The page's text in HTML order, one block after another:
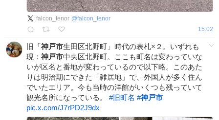
falcon_tenor @falcon_tenor
15:02
旧「神戸市生田区北野町」時代の表札×２。いずれも
現： 神戸市中央区北野町。ここも町名は変わっていな
いが区名と番地が変わっているので以下略。このあた
りは明治期にできた「雑居地」で、外国人が多く住ん
でいたエリア。今も当時の洋館がいくつも残っていて
観光名所になっている。 #旧町名 #神戸市
pic.x.com/J7rPD2J9dx